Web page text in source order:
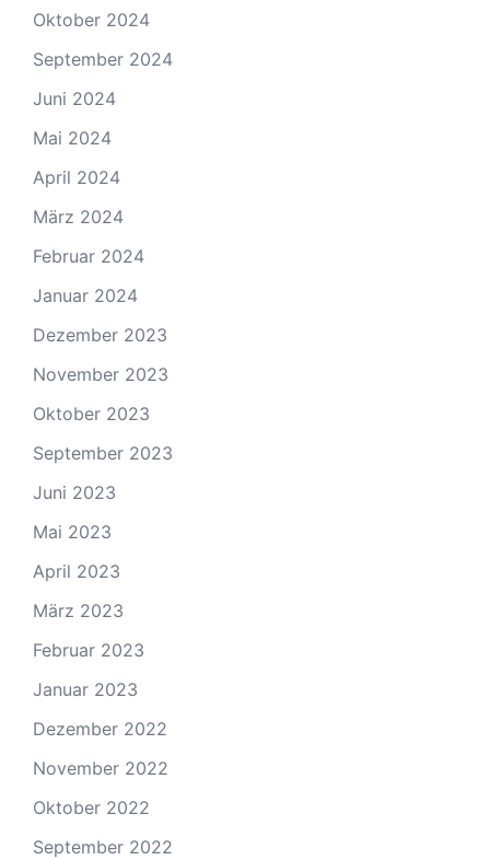
Oktober 2024
September 2024
Juni 2024
Mai 2024
April 2024
März 2024
Februar 2024
Januar 2024
Dezember 2023
November 2023
Oktober 2023
September 2023
Juni 2023
Mai 2023
April 2023
März 2023
Februar 2023
Januar 2023
Dezember 2022
November 2022
Oktober 2022
September 2022